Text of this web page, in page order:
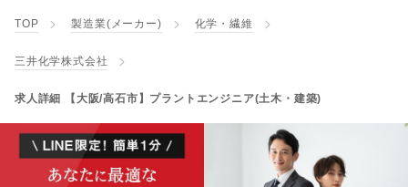
TOP 製造業(メーカー) 化学・繊維
三井化学株式会社
求人詳細 【大阪/高石市】プラントエンジニア(土木・建築)